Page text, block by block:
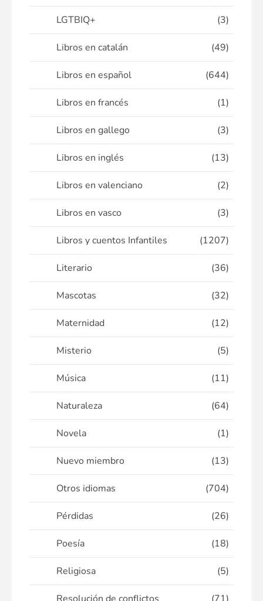
LGTBIQ+ (3)
Libros en catalán (49)
Libros en español (644)
Libros en francés (1)
Libros en gallego (3)
Libros en inglés (13)
Libros en valenciano (2)
Libros en vasco (3)
Libros y cuentos Infantiles (1207)
Literario (36)
Mascotas (32)
Maternidad (12)
Misterio (5)
Música (11)
Naturaleza (64)
Novela (1)
Nuevo miembro (13)
Otros idiomas (704)
Pérdidas (26)
Poesía (18)
Religiosa (5)